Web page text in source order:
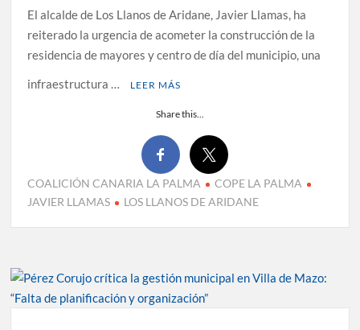
El alcalde de Los Llanos de Aridane, Javier Llamas, ha
reiterado la urgencia de acometer la construcción de la
residencia de mayores y centro de día del municipio, una
infraestructura …
LEER MÁS
Share this...
COALICIÓN CANARIA LA PALMA
COPE LA PALMA
JAVIER LLAMAS
LOS LLANOS DE ARIDANE